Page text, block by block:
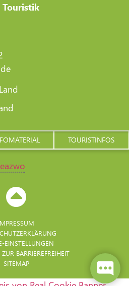
Touristik
TOURISTINFOS
EINSTELLUNGEN
BARRIERE­FREIHEIT
SITEMAP